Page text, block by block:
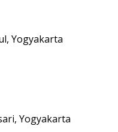
Yogyakarta
Yogyakarta